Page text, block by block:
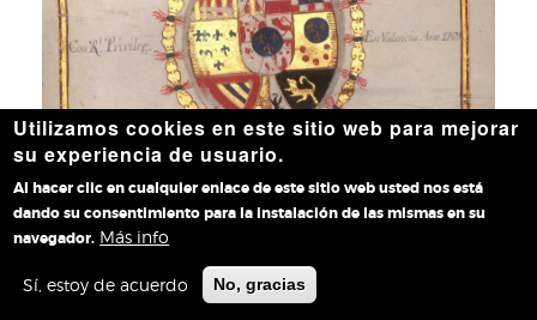
meior
regimen,
gouierno
de
republica,
aprobadas,
y
confirmadas
la
executoria,
formadas
por
nobilissima
ciudad
de
Mexico...,
ca.
1726
(2))
Portada
policromada
Portada manuscrita policromada de Creacion, antiguedad, y
Català..., 1769 (IV/979)
Utilizamos cookies en este sitio web para mejorar
su experiencia de usuario.
Al hacer clic en cualquier enlace de este sitio web usted nos está
dando su consentimiento para la instalación de las mismas en su
navegador. Más info
Sí, estoy de acuerdo No, gracias